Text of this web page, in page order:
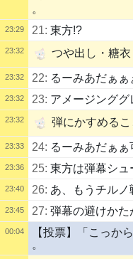
。
23:29 21: 東方!?
23:32 つや出し・糖
23:32 22: るーみあだぁぁ
23:32 23: アメージンググ
23:32 弾にかすめる
23:33 24: るーみあだぁぁ
23:36 25: 東方は弾幕シュ
23:40 26: あ、もうチルノ
23:45 27: 弾幕の避けかた
00:04
【投票】「こっか
。